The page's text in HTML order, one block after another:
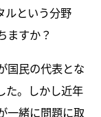
ルという分野
ますか？
国民の代表とな
た。しかし近年
一緒に問題に取